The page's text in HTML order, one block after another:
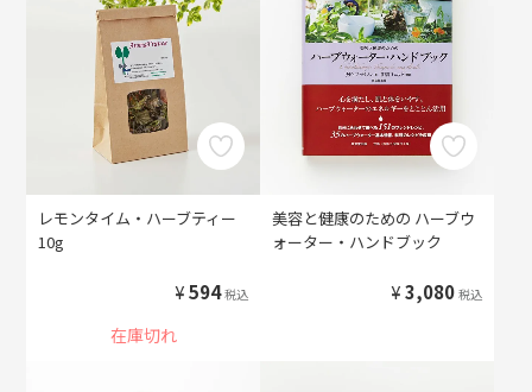
レモンタイム・ハーブティー
10g
¥594 税込
在庫切れ
美容と健康のための ハーブウ
ォーター・ハンドブック
¥3,080 税込